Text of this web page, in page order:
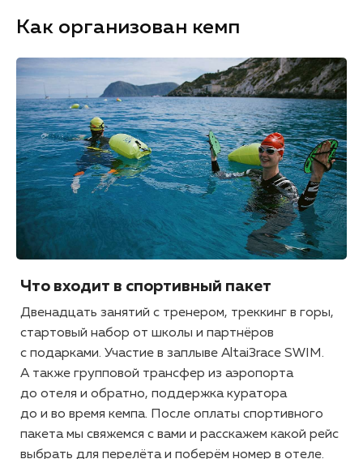
Как организован кемп
Что входит в спортивный пакет
Двенадцать занятий с тренером, треккинг в горы,
стартовый набор от школы и партнёров
с подарками. Участие в заплыве Altai3race SWIM.
А также групповой трансфер из аэропорта
до отеля и обратно, поддержка куратора
до и во время кемпа. После оплаты спортивного
пакета мы свяжемся с вами и расскажем какой рейс
выбрать для перелёта и поберём номер в отеле.